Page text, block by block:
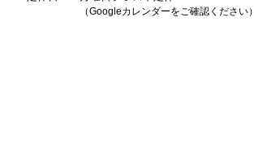
（Googleカレンダーをご確認ください）